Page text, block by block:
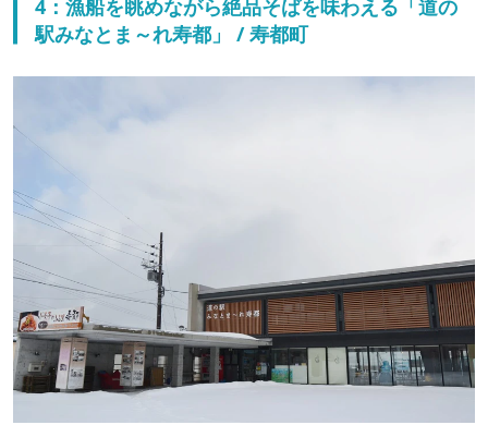
4：漁船を眺めながら絶品そばを味わえる「道の
駅みなとま～れ寿都」 / 寿都町